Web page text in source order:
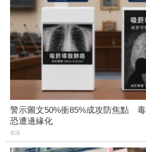
警示圖文50%衝85%成攻防焦點
恐遭邊緣化
生活